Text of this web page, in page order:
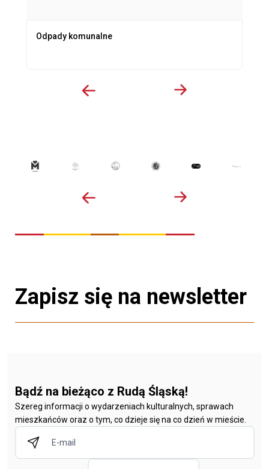
Odpady komunalne
Zapisz się na newsletter
Bądź na bieżąco z Rudą Śląską!
Szereg informacji o wydarzeniach kulturalnych, sprawach
mieszkańców oraz o tym, co dzieje się na co dzień w mieście.